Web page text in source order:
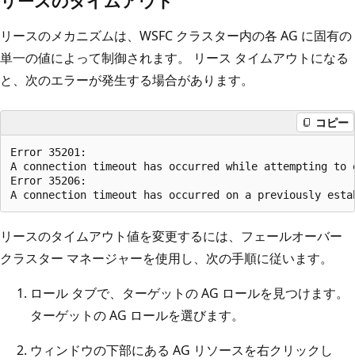
リースのメカニズムは、WSFC クラスター内の各 AG に固有の
単一の値によって制御されます。 リース タイムアウトになる
と、次のエラーが発生する場合があります。
コピー
Error 35201:
A connection timeout has occurred while attempting
Error 35206:
リースのタイムアウト値を変更するには、フェールオーバー
クラスター マネージャーを使用し、次の手順に従います。
ロール タブで、ターゲットの AG ロールを見つけます。
ターゲットの AG ロールを選びます。
ウィンドウの下部にある AG リソースを右クリックし